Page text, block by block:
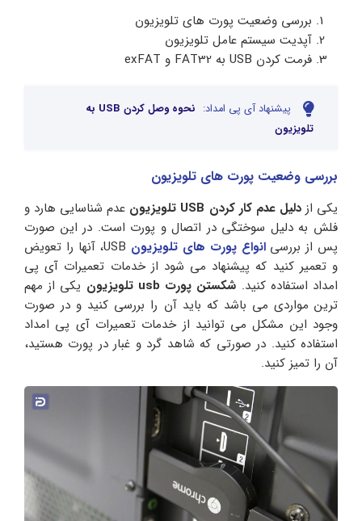
بررسی وضعیت پورت‌ های تلویزیون
آپدیت سیستم عامل تلویزیون
فرمت کردن USB به FAT32 و exFAT
پیشنهاد آی پی امداد:
نحوه وصل کردن USB به
تلویزیون
بررسی وضعیت پورت‌ های تلویزیون
یکی ازدلیل عدم کار کردن USB تلویزیون
عدم شناسایی هارد و
فلش به دلیل سوختگی در اتصال و پورت است. در این صورت
پس از بررسیانواع پورت های تلویزیون
USB، آنها را تعویض
و تعمیر کنید که پیشنهاد می شود از خدمات تعمیرات آی پی
امداد استفاده کنید. شکستن پورت usb تلویزیون
یکی از مهم
ترین مواردی می باشد که باید آن را بررسی کنید و در صورت
وجود این مشکل می توانید از خدمات تعمیرات آی پی امداد
استفاده کنید. در صورتی که شاهد گرد و غبار در پورت هستید،
آن را تمیز کنید.